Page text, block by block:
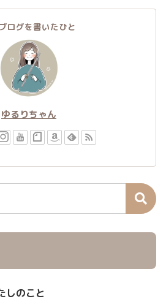
ログを書いたひと
ゆるりちゃん
しのこと